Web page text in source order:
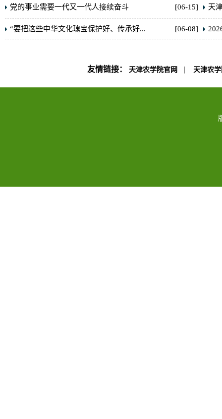
[06-15]
党的事业需要一代又一代人接续奋斗
[06-08]
“要把这些中华文化瑰宝保护好、传承好...
天
友情链接： 天津农学院官网 | 天津农